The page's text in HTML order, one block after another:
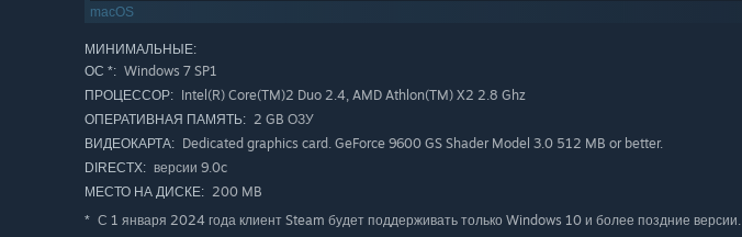
macOS
МИНИМАЛЬНЫЕ:
ОС *: Windows 7 SP1
ПРОЦЕССОР: Intel(R) Core(TM)2 Duo 2.4, AMD Athlon(TM) X2 2.8 Ghz
ОПЕРАТИВНАЯ ПАМЯТЬ: 2 GB ОЗУ
ВИДЕОКАРТА: Dedicated graphics card. GeForce 9600 GS Shader Model 3.0 512 MB or better.
DIRECTX: версии 9.0c
МЕСТО НА ДИСКЕ: 200 MB
* С 1 января 2024 года клиент Steam будет поддерживать только Windows 10 и более поздние версии.